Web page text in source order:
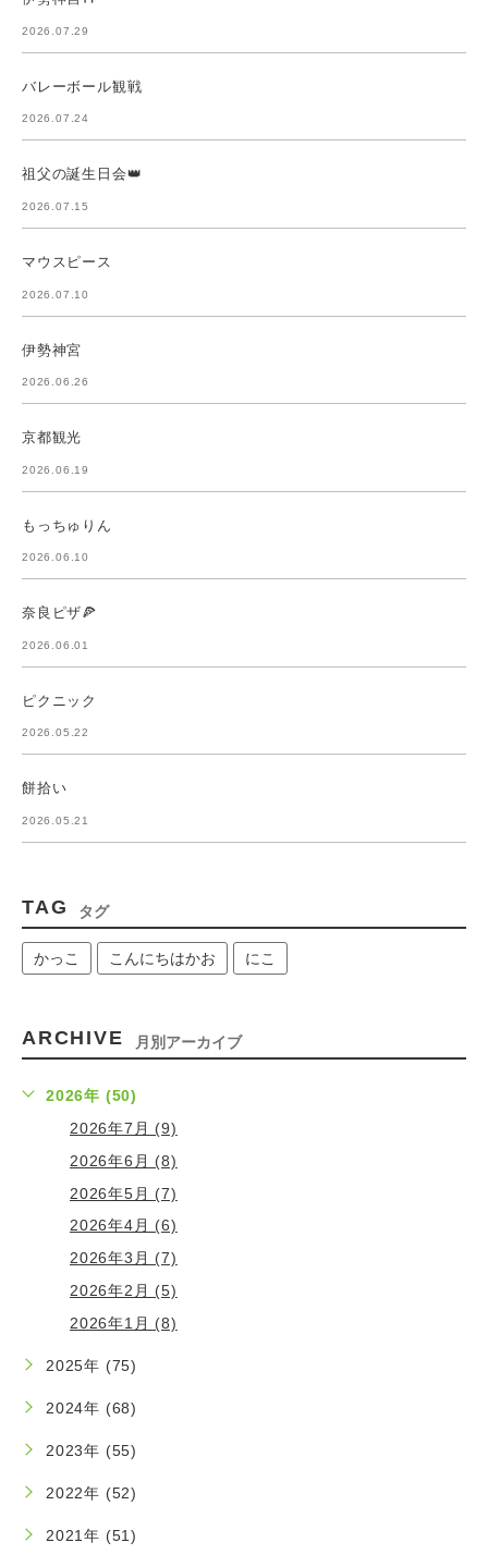
2026.07.29
バレーボール観戦
2026.07.24
祖父の誕生日会👑
2026.07.15
マウスピース
2026.07.10
伊勢神宮
2026.06.26
京都観光
2026.06.19
もっちゅりん
2026.06.10
奈良ピザ🍕
2026.06.01
ピクニック
2026.05.22
餅拾い
2026.05.21
TAG タグ
かっこ こんにちはかお にこ
ARCHIVE 月別アーカイブ
2026年 (50)
2026年7月 (9)
2026年6月 (8)
2026年5月 (7)
2026年4月 (6)
2026年3月 (7)
2026年2月 (5)
2026年1月 (8)
2025年 (75)
2024年 (68)
2023年 (55)
2022年 (52)
2021年 (51)